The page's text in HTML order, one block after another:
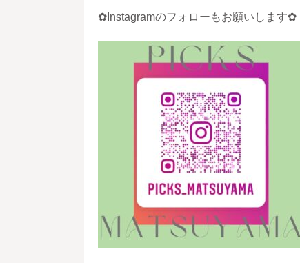
✿Instagramのフォローもお願いします✿